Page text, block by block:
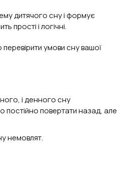
дитячого сну і формує
прості і логічні.
умови сну вашої
і денного сну
постійно повертати назад, але
немовлят.